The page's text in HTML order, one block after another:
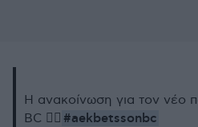
Η ανακοίνωση για τον νέο
BC ✍🏼 #aekbetssonbc